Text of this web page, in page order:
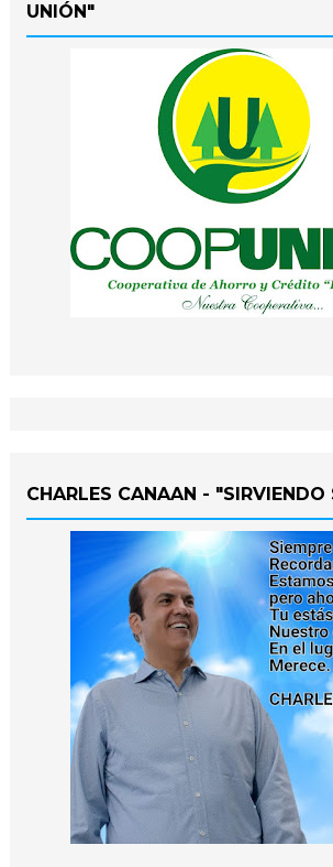
UNIÓN"
CHARLES CANAAN - "SIRVIENDO